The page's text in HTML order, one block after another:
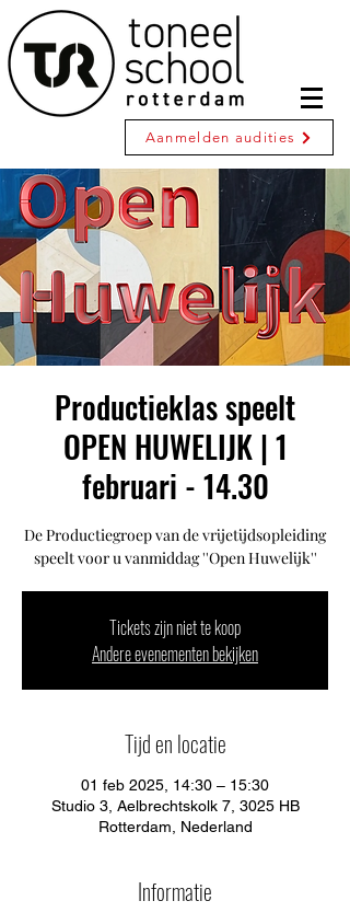
Aanmelden audities
Productieklas speelt
OPEN HUWELIJK | 1
februari - 14.30
De Productiegroep van de vrijetijdsopleiding
speelt voor u vanmiddag ''Open Huwelijk''
Tickets zijn niet te koop
Andere evenementen bekijken
Tijd en locatie
01 feb 2025, 14:30 – 15:30
Studio 3, Aelbrechtskolk 7, 3025 HB
Rotterdam, Nederland
Informatie